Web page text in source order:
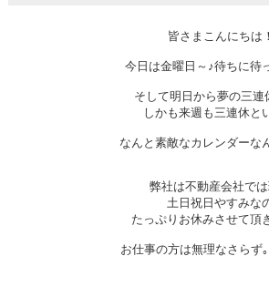
皆さまこんにちは
今日は金曜日～♪待ちに待
そして明日から夢の三連
しかも来週も三連休と
なんと素敵なカレンダーな
弊社は不動産会社では
土日祝日やすみな
たっぷりお休みさせて頂
お仕事の方は無理なさらず｡